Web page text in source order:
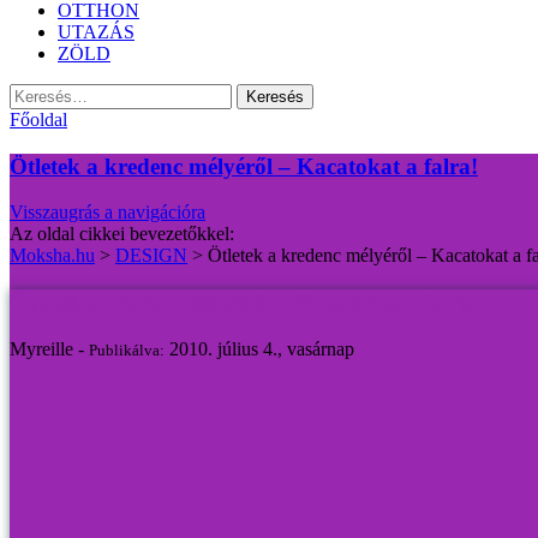
OTTHON
UTAZÁS
ZÖLD
Keresés:
Főoldal
Ötletek a kredenc mélyéről – Kacatokat a falra!
Visszaugrás a navigációra
Az oldal cikkei bevezetőkkel:
Moksha.hu > DESIGN > Ötletek a kredenc mélyéről – Kacatokat a
Myreille - Publikálva: 2010. július 4., vasárnap